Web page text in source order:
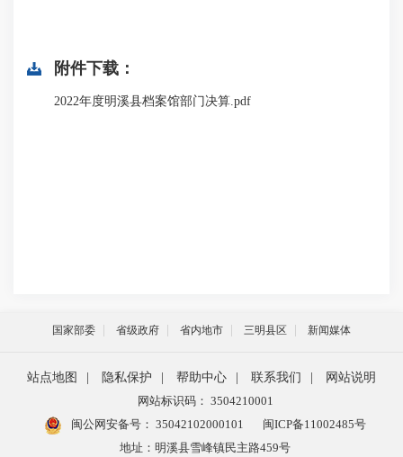
附件下载：
2022年度明溪县档案馆部门决算.pdf
国家部委 省级政府 省内地市 三明县区 新闻媒体
站点地图 隐私保护 帮助中心 联系我们
网站说明
网站标识码： 3504210001
闽公网安备号： 35042102000101
闽ICP备11002485号
地址：明溪县雪峰镇民主路459号